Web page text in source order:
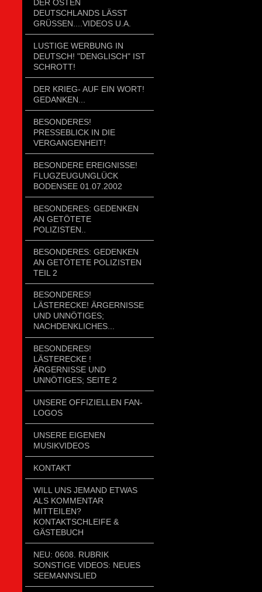
DER OSTEN
DEUTSCHLANDS LÄSST
GRÜSSEN....VIDEOS U.A.
LUSTIGE WERBUNG IN
DEUTSCH! "DENGLISCH" IST
SCHROTT!
DER KRIEG- AUF EIN WORT!
GEDANKEN...
BESONDERES!
PRESSEBLICK IN DIE
VERGANGENHEIT!
BESONDERE EREIGNISSE!
FLUGZEUGUNGLÜCK
BODENSEE 01.07.2002
BESONDERES: GEDENKEN
AN GETÖTETE
POLIZISTEN..
BESONDERES: GEDENKEN
AN GETÖTETE POLIZISTEN
TEIL 2
BESONDERES!
LÄSTERECKE! ÄRGERNISSE
UND UNNÖTIGES;
NACHDENKLICHES...
BESONDERES!
LÄSTERECKE !
ÄRGERNISSE UND
UNNÖTIGES; SEITE 2
UNSERE OFFIZIELLEN FAN-
LOGOS
UNSERE EIGENEN
MUSIKVIDEOS
KONTAKT
WILL UNS JEMAND ETWAS
ALS KOMMENTAR
MITTEILEN?
KONTAKTSCHLEIFE &
GÄSTEBUCH
NEU: 0608. RUBRIK
SONSTIGE VIDEOS: NEUES
SEEMANNSLIED